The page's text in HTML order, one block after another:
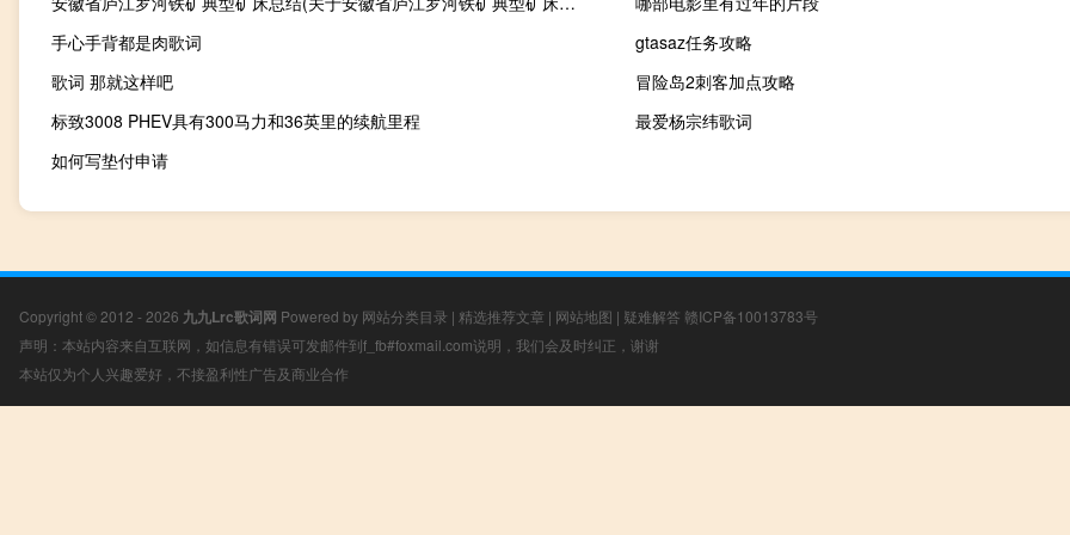
手心手背都是肉歌词
gtasaz任务攻略
歌词 那就这样吧
冒险岛2刺客加点攻略
标致3008 PHEV具有300马力和36英里的续航里程
最爱杨宗纬歌词
如何写垫付申请
Copyright © 2012 - 2026 九九Lrc歌词网 Powered by 网站分类目录 | 精选推荐文章 | 网站地图 | 疑难解答 赣ICP备10013783号
声明：本站内容来自互联网，如信息有错误可发邮件到f_fb#foxmail.com说明，我们会及时纠正，谢谢
本站仅为个人兴趣爱好，不接盈利性广告及商业合作